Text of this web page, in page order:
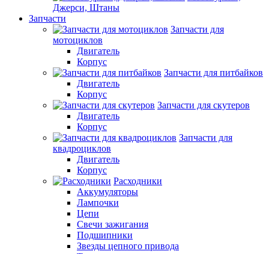
Джерси, Штаны
Запчасти
Запчасти для
мотоциклов
Двигатель
Корпус
Запчасти для питбайков
Двигатель
Корпус
Запчасти для скутеров
Двигатель
Корпус
Запчасти для
квадроциклов
Двигатель
Корпус
Расходники
Аккумуляторы
Лампочки
Цепи
Свечи зажигания
Подшипники
Звезды цепного привода